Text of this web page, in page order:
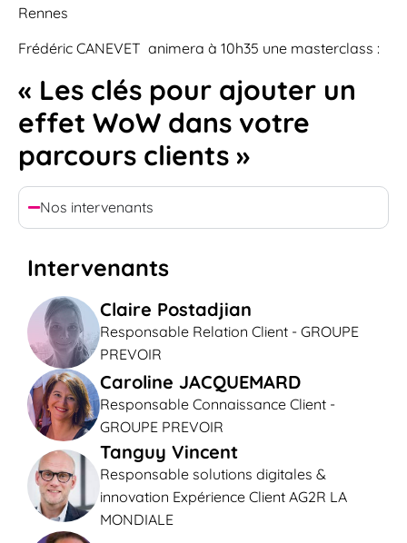
Rennes
Frédéric CANEVET animera à 10h35 une masterclass :
« Les clés pour ajouter un
effet WoW dans votre
parcours clients »
Nos intervenants
Intervenants
Claire Postadjian
Responsable Relation Client - GROUPE
PREVOIR
Caroline JACQUEMARD
Responsable Connaissance Client -
GROUPE PREVOIR
Tanguy Vincent
Responsable solutions digitales &
innovation Expérience Client AG2R LA
MONDIALE